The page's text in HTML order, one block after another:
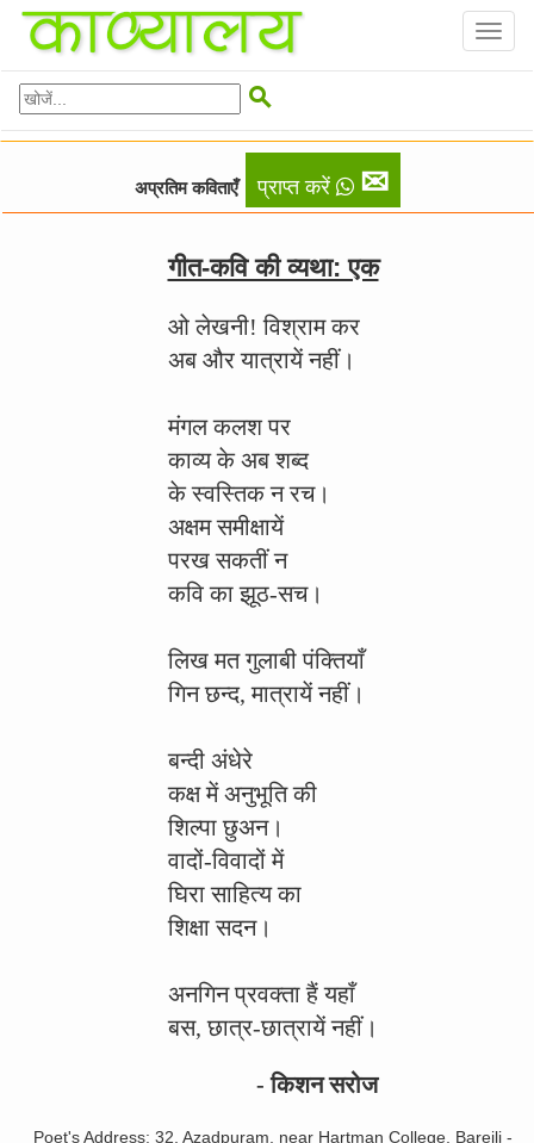

अप्रतिम कविताएँ प्राप्त करें ✉
गीत-कवि की व्यथा: एक
ओ लेखनी! विश्राम कर
अब और यात्रायें नहीं।
मंगल कलश पर
काव्य के अब शब्द
के स्वस्तिक न रच।
अक्षम समीक्षायें
परख सकतीं न
कवि का झूठ-सच।
लिख मत गुलाबी पंक्तियाँ
गिन छन्द, मात्रायें नहीं।
बन्दी अंधेरे
कक्ष में अनुभूति की
शिल्पा छुअन।
वादों-विवादों में
घिरा साहित्य का
शिक्षा सदन।
अनगिन प्रवक्ता हैं यहाँ
बस, छात्र-छात्रायें नहीं।
- किशन सरोज
Poet's Address: 32, Azadpuram, near Hartman College, Bareili -